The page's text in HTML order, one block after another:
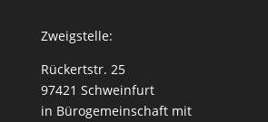
Zweigstelle:
Rückertstr. 25
97421 Schweinfurt
in Bürogemeinschaft mit